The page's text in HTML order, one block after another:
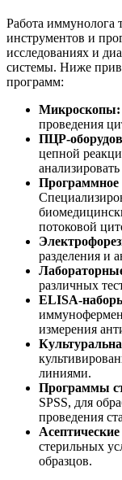
Работа иммунолога
инструментов и
исследованиях и
системы. Ниже
программ:
Микроскопы:
проведения
ПЦР-
цепной
Программное
потоковой
разделения и
различных
ELISA-
измерения
линиями.
Программы
SPSS, для
проведения
стерильных
образцов.